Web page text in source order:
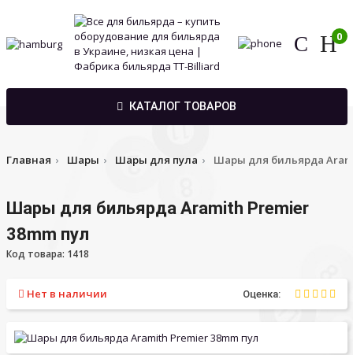
0
КАТАЛОГ ТОВАРОВ
Главная Шары Шары для пула Шары для бильярда
Шары для бильярда Aramith Premier
38mm пул
Код товара: 1418
Нет в наличии Оценка: